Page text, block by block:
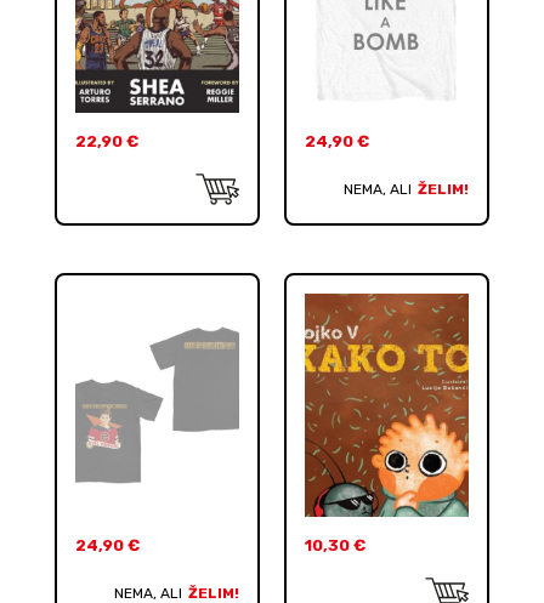
22,90 € 24,90 €
NEMA, ALI ŽELIM!
24,90 €
NEMA, ALI ŽELIM!
10,30 €